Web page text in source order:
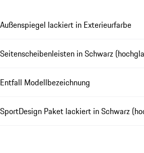
Außenspiegel lackiert in Exterieurfarbe
Seitenscheibenleisten in Schwarz
Entfall Modellbezeichnung
SportDesign Paket lackiert in Schwarz